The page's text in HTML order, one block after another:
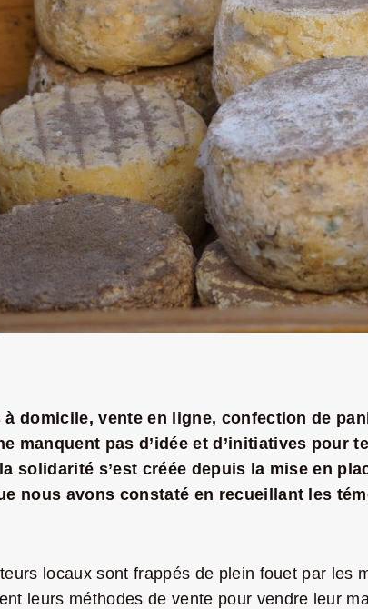
à domicile, vente en ligne, confection de
manquent pas d’idée et d’initiatives pour
solidarité s’est créée depuis la mise en
nous avons constaté en recueillant les
locaux sont frappés de plein fouet par les
leurs méthodes de vente pour vendre leur